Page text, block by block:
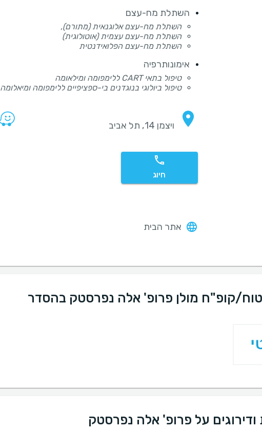
השתלת מח-עצם
השתלת מח-עצם אלוגנאית (מתורם),
השתלת מח-עצם עצמית (אוטולוגית)
השתלת מח-עצם הפלואידנטית
אימונותרפיה
טיפול בתאי CART ללימפומה ומילאומה
טיפול ביולוגי בנוגדנים בי-ספציפיים ללימפומה ומיאלומה
ויצמן 14, תל אביב
חיוג
אתר הבית
קופ"ח מולן פרופ' אלה נפרסטק בהסדר
ודירוגים על פרופ' אלה נפרסטק